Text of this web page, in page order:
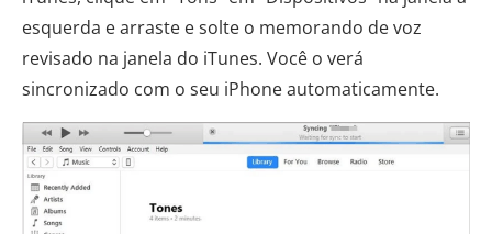
esquerda e arraste e solte o memorando de voz
revisado na janela do iTunes. Você o verá
sincronizado com o seu iPhone automaticamente.